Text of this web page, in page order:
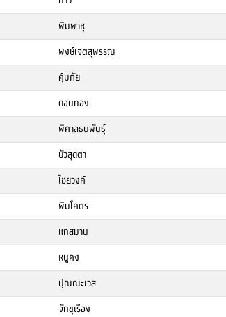
พิมพาหุ
พงษ์เจตสุพรรณ
คุ้มภัย
ดอนทอง
พิศาลธนพันธุ์
บัวสุดตา
ไชยวงค์
พิมโคตร
แกสมาน
หนูคง
ปุณณะเวส
จักขุเรือง